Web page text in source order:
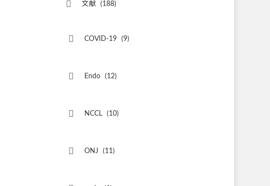
文献 (188)
COVID-19 (9)
Endo (12)
NCCL (10)
ONJ (11)